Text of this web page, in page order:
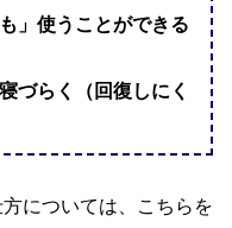
」使うことができる
づらく（回復しにく
については、こちらを